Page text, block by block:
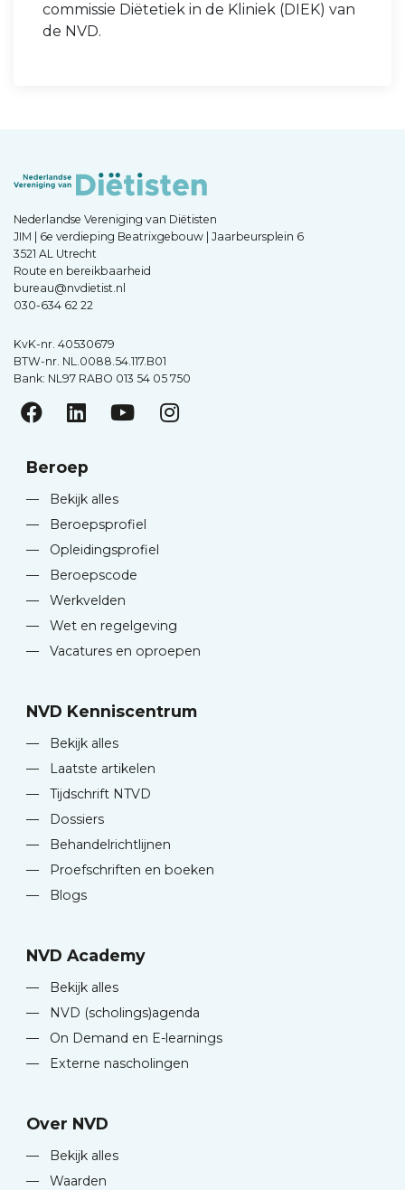
commissie Diëtetiek in de Kliniek (DIEK) van
de NVD.
Nederlandse Vereniging van Diëtisten
JIM | 6e verdieping Beatrixgebouw | Jaarbeursplein 6
3521 AL Utrecht
Route en bereikbaarheid
bureau@nvdietist.nl
030-634 62 22
KvK-nr. 40530679
BTW-nr. NL.0088.54.117.B01
Bank: NL97 RABO 013 54 05 750
Beroep
—
Bekijk alles
—
Beroepsprofiel
—
Opleidingsprofiel
—
Beroepscode
—
Werkvelden
—
Wet en regelgeving
—
Vacatures en oproepen
NVD Kenniscentrum
—
Bekijk alles
—
Laatste artikelen
—
Tijdschrift NTVD
—
Dossiers
—
Behandelrichtlijnen
—
Proefschriften en boeken
—
Blogs
NVD Academy
—
Bekijk alles
—
NVD (scholings)agenda
—
On Demand en E-learnings
—
Externe nascholingen
Over NVD
—
Bekijk alles
—
Waarden